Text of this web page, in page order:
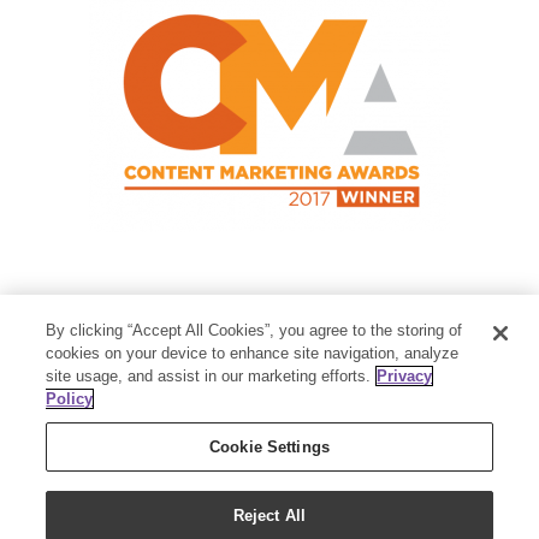
Member Services:
1-800-371-3515
Thanksgiving Point Business Park
3125 Executive Parkway
Lehi, UT 84043
By clicking “Accept All Cookies”, you agree to the storing of
cookies on your device to enhance site navigation, analyze
site usage, and assist in our marketing efforts. Privacy
Policy
Cookie Settings
Reject All